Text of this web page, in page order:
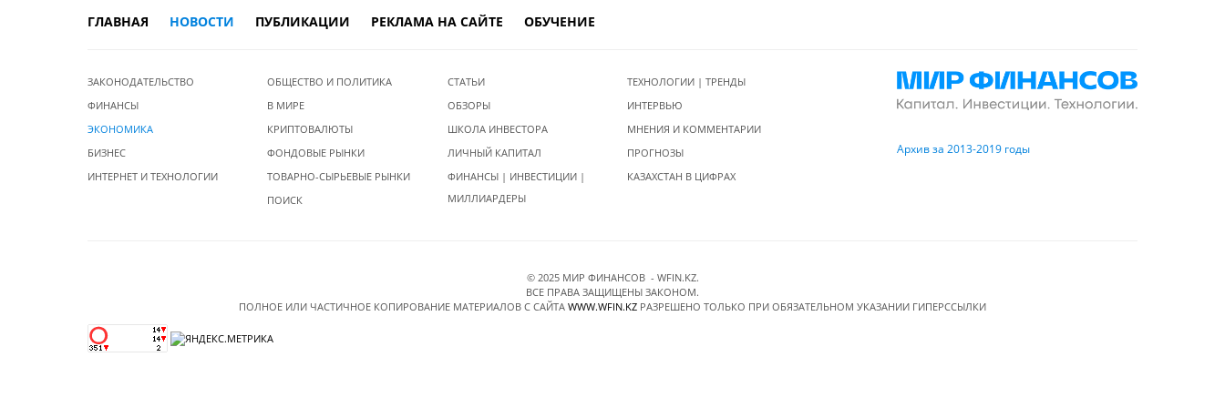
ГЛАВНАЯ НОВОСТИ ПУБЛИКАЦИИ РЕКЛАМА НА САЙТЕ ОБУЧЕНИЕ
ЗАКОНОДАТЕЛЬСТВО
ФИНАНСЫ
ЭКОНОМИКА
БИЗНЕС
ИНТЕРНЕТ И ТЕХНОЛОГИИ
ОБЩЕСТВО И ПОЛИТИКА
В МИРЕ
КРИПТОВАЛЮТЫ
ФОНДОВЫЕ РЫНКИ
ТОВАРНО-СЫРЬЕВЫЕ РЫНКИ
ПОИСК
СТАТЬИ
ОБЗОРЫ
ШКОЛА ИНВЕСТОРА
ЛИЧНЫЙ КАПИТАЛ
ФИНАНСЫ | ИНВЕСТИЦИИ |
МИЛЛИАРДЕРЫ
ТЕХНОЛОГИИ | ТРЕНДЫ
ИНТЕРВЬЮ
МНЕНИЯ И КОММЕНТАРИИ
ПРОГНОЗЫ
КАЗАХСТАН В ЦИФРАХ
Архив за 2013-2019 годы
© 2025 МИР ФИНАНСОВ - WFIN.KZ.
ВСЕ ПРАВА ЗАЩИЩЕНЫ ЗАКОНОМ.
ПОЛНОЕ ИЛИ ЧАСТИЧНОЕ КОПИРОВАНИЕ МАТЕРИАЛОВ C САЙТА WWW.WFIN.KZ РАЗРЕШЕНО ТОЛЬКО ПРИ ОБЯЗАТЕЛЬНОМ УКАЗАНИИ ГИПЕРССЫЛКИ